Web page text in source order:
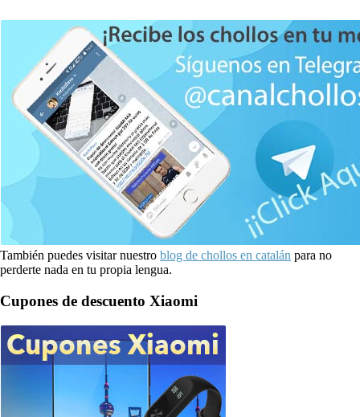
También puedes visitar nuestro blog de chollos en catalán para no
perderte nada en tu propia lengua.
Cupones de descuento Xiaomi